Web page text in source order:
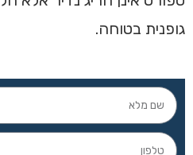
גופנית בטוחה.